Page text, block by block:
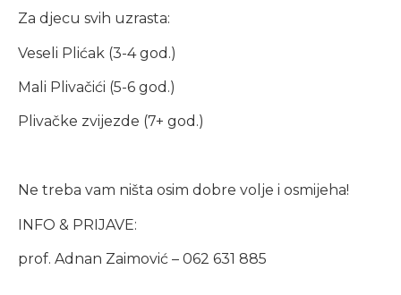
Za djecu svih uzrasta:
Veseli Plićak (3-4 god.)
Mali Plivačići (5-6 god.)
Plivačke zvijezde (7+ god.)
Ne treba vam ništa osim dobre volje i osmijeha!
INFO & PRIJAVE:
prof. Adnan Zaimović – 062 631 885